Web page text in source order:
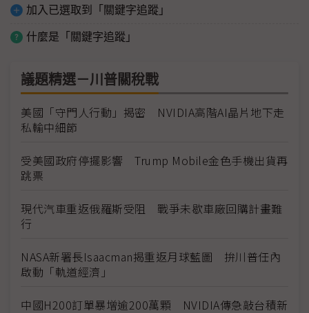
加入已選取到「關鍵字追蹤」
什麼是「關鍵字追蹤」
議題精選－川普關稅戰
美國「守門人行動」揭密 NVIDIA高階AI晶片地下走
私輸中細節
受美國政府停擺影響 Trump Mobile金色手機出貨再
跳票
現代汽車重返俄羅斯受阻 戰爭未歇車廠回購計畫難
行
NASA新署長Isaacman揭重返月球藍圖 拚川普任內
啟動「軌道經濟」
中國H200訂單暴增逾200萬顆 NVIDIA傳急敲台積新